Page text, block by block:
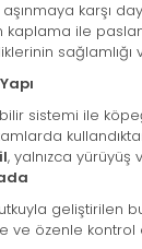
karşı
kaplama ile
sağlamlığı
sistemi ile
, yalnızca yürüyüş
geliştirilen
ve özenle kontrol